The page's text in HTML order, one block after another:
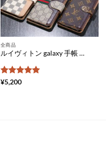
全商品
ルイヴィトン galaxy 手帳 型 ケース ギャラクシーs24/23 ケース 人気 グッチ 携帯 カバー galaxy s24+ ケース メンズ burberry アンドロイド スマホ ケース 安い
5段階中
¥5,200